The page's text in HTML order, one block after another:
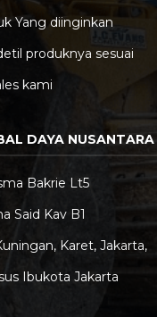
Yang diinginkan
produknya sesuai
kami
DAYA NUSANTARA
Bakrie Lt5
Said Kav B1
Karet, Jakarta,
Ibukota Jakarta